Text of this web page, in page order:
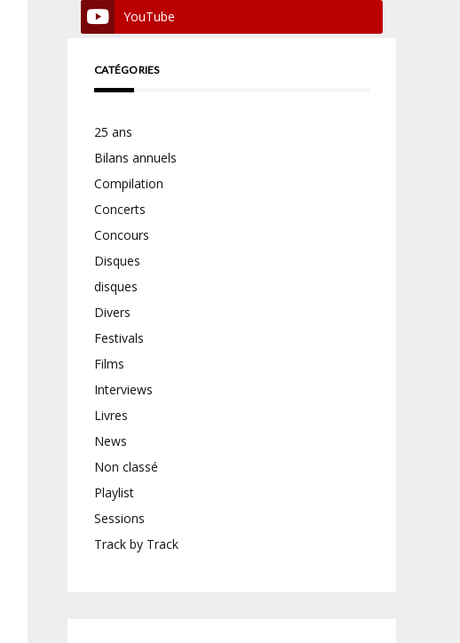
YouTube
CATÉGORIES
25 ans
Bilans annuels
Compilation
Concerts
Concours
Disques
disques
Divers
Festivals
Films
Interviews
Livres
News
Non classé
Playlist
Sessions
Track by Track